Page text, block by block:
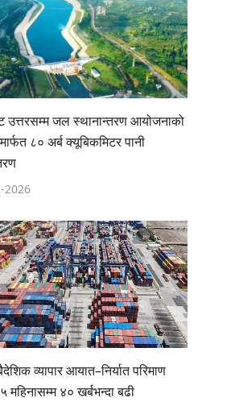
उत्तरसम्म जल स्थानान्तरण आयोजनाको
८० अर्ब क्यूबिकमिटर पानी
2026
व्यापार आयात–निर्यात परिमाण
महिनासम्म ४० खर्बभन्दा बढी